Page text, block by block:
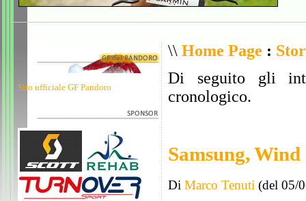
Sito ufficiale GF Pandoro
\\ Home Page :
Di seguito gli
cronologico.
Samsung,
Di Marco Tenuti (del 05/